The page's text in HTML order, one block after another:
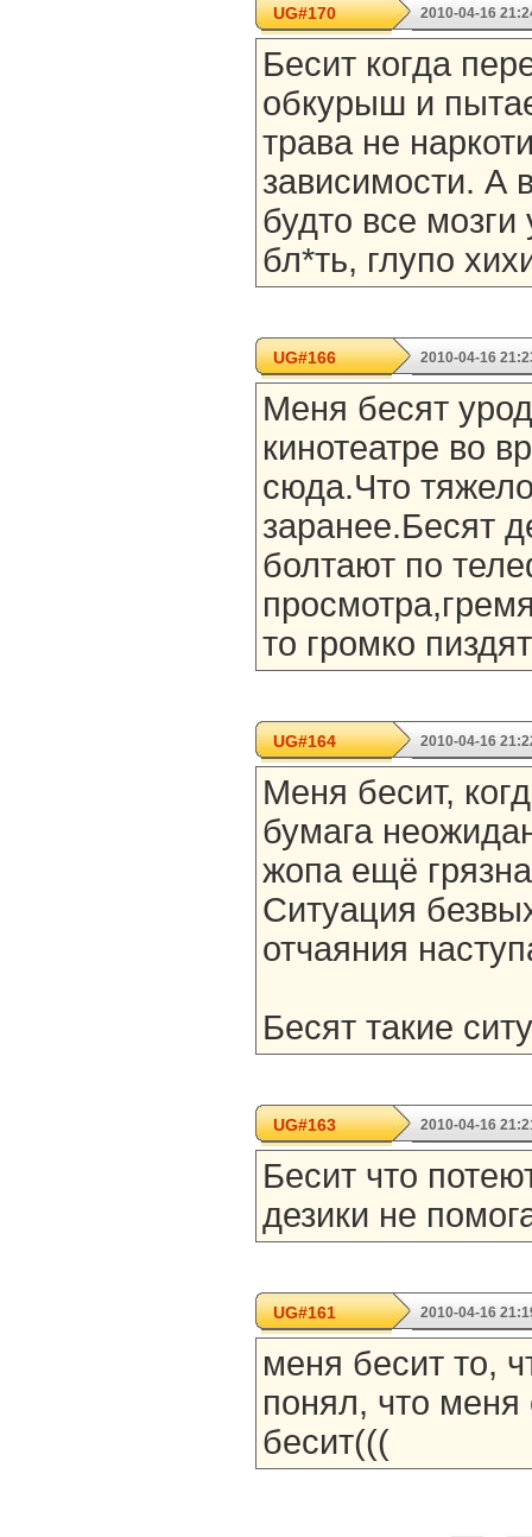
UG#170 2010-04-16
Бесит когда
обкурыш и
трава не
зависимости. А
будто все
бл*ть, глупо
UG#166 2010-04-16
Меня бесят
кинотеатре во
сюда.Что
заранее.Бесят
болтают по
то громко
UG#164 2010-04-16
Меня бесит,
бумага
жопа ещё
Ситуация
отчаяния
Бесят такие
UG#163 2010-04-16
Бесит что
дезики не
UG#161 2010-04-16
меня бесит то,
понял, что меня
бесит(((